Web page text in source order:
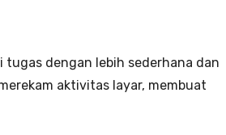
tugas dengan lebih sederhana dan
aktivitas layar, membuat